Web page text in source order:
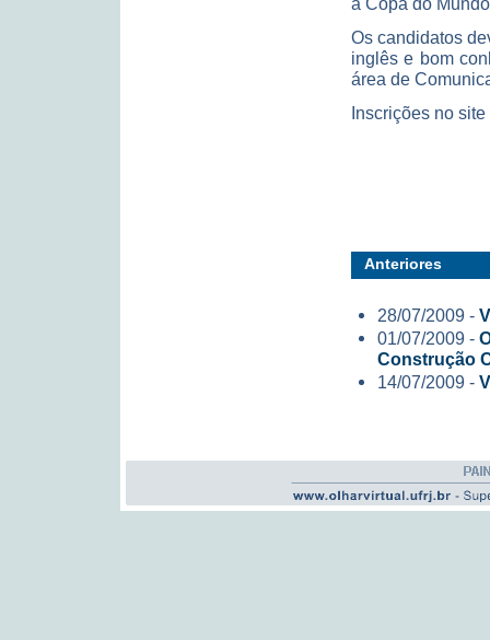
Os candidatos
inglês e bom
área de
Inscrições no site
Anteriores
28/07/2009 -
01/07/2009 -
Construção
14/07/2009 -